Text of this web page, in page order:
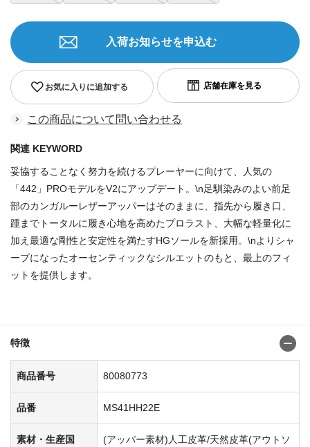
お気に入りに追加する
入荷お知らせを申込む
この商品について問い合わせる
関連 KEYWORD
妥協することなく努力を続けるプレーヤーに向けて、人気の
「442」PROモデルをV2にアップデート。\n足馴染みのよい前足
部のカンガルーレザーアッパーはそのままに、指先から履き口、
踵までトータルに履き心地を高めたプロラスト、大幅な軽量化に
加え最適な剛性と安定性を満たすHGソールを新採用。\nよりシャ
ープになったオーセンティックなシルエットのもと、最上のフィ
ットを提供します。
特徴
商品番号 80080773
品番 MS41HH22E
素材・生産国
(アッパー素材)人工皮革/天然皮革(アウトソ